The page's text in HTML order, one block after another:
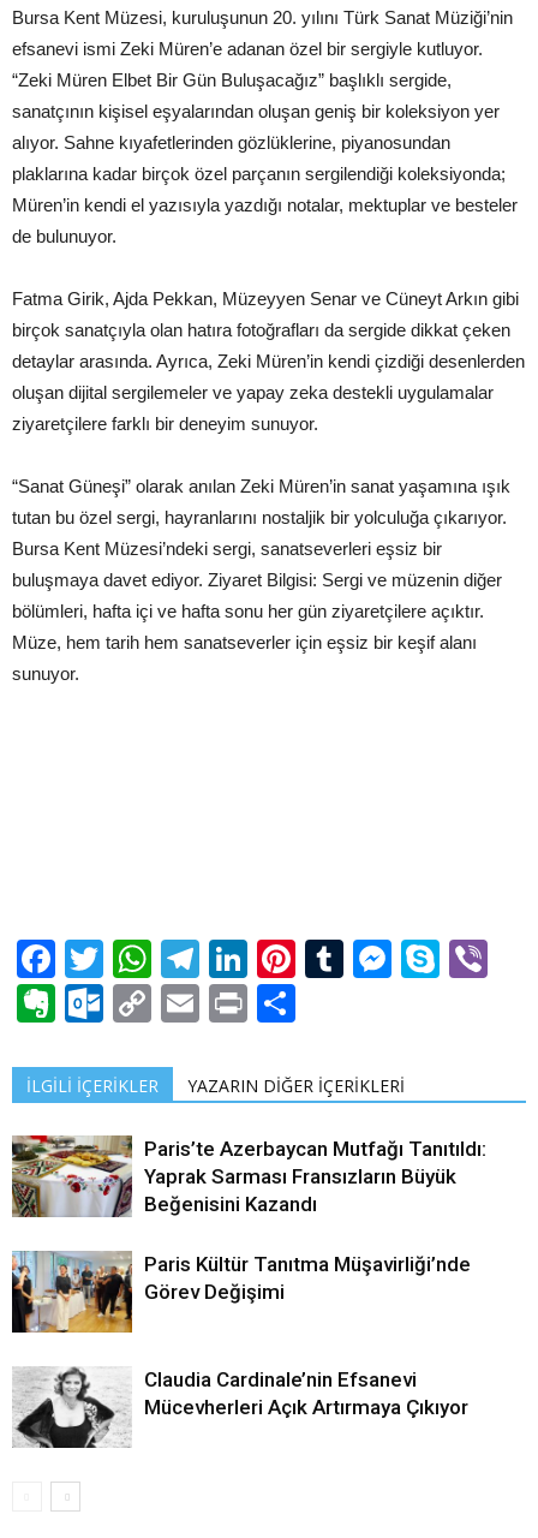
Bursa Kent Müzesi, kuruluşunun 20. yılını Türk Sanat Müziği’nin
efsanevi ismi Zeki Müren’e adanan özel bir sergiyle kutluyor.
“Zeki Müren Elbet Bir Gün Buluşacağız” başlıklı sergide,
sanatçının kişisel eşyalarından oluşan geniş bir koleksiyon yer
alıyor. Sahne kıyafetlerinden gözlüklerine, piyanosundan
plaklarına kadar birçok özel parçanın sergilendiği koleksiyonda;
Müren’in kendi el yazısıyla yazdığı notalar, mektuplar ve besteler
de bulunuyor.
Fatma Girik, Ajda Pekkan, Müzeyyen Senar ve Cüneyt Arkın gibi
birçok sanatçıyla olan hatıra fotoğrafları da sergide dikkat çeken
detaylar arasında. Ayrıca, Zeki Müren’in kendi çizdiği desenlerden
oluşan dijital sergilemeler ve yapay zeka destekli uygulamalar
ziyaretçilere farklı bir deneyim sunuyor.
“Sanat Güneşi” olarak anılan Zeki Müren’in sanat yaşamına ışık
tutan bu özel sergi, hayranlarını nostaljik bir yolculuğa çıkarıyor.
Bursa Kent Müzesi’ndeki sergi, sanatseverleri eşsiz bir
buluşmaya davet ediyor. Ziyaret Bilgisi: Sergi ve müzenin diğer
bölümleri, hafta içi ve hafta sonu her gün ziyaretçilere açıktır.
Müze, hem tarih hem sanatseverler için eşsiz bir keşif alanı
sunuyor.
Facebook
TwitterWhatsApp
Telegram
LinkedIn
Pinterest
Tumblr
Evernote
Outlook.com
CopyEmailPrint
İLGİLİ İÇERİKLER YAZARIN DİĞER İÇERİKLERİ
Paris’te Azerbaycan Mutfağı Tanıtıldı:
Yaprak Sarması Fransızların Büyük
Beğenisini Kazandı
Paris Kültür Tanıtma Müşavirliği’nde
Görev Değişimi
Claudia Cardinale’nin Efsanevi
Mücevherleri Açık Artırmaya Çıkıyor